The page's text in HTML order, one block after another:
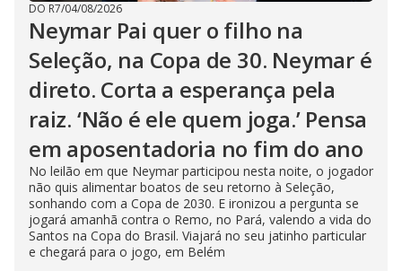
DO R7/04/08/2026
Neymar Pai quer o filho na
Seleção, na Copa de 30. Neymar é
direto. Corta a esperança pela
raiz. ‘Não é ele quem joga.’ Pensa
em aposentadoria no fim do ano
No leilão em que Neymar participou nesta noite, o jogador
não quis alimentar boatos de seu retorno à Seleção,
sonhando com a Copa de 2030. E ironizou a pergunta se
jogará amanhã contra o Remo, no Pará, valendo a vida do
Santos na Copa do Brasil. Viajará no seu jatinho particular
e chegará para o jogo, em Belém